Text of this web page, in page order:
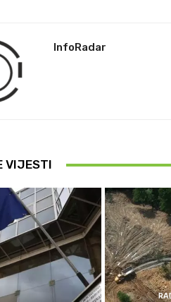
InfoRadar
VIJESTI